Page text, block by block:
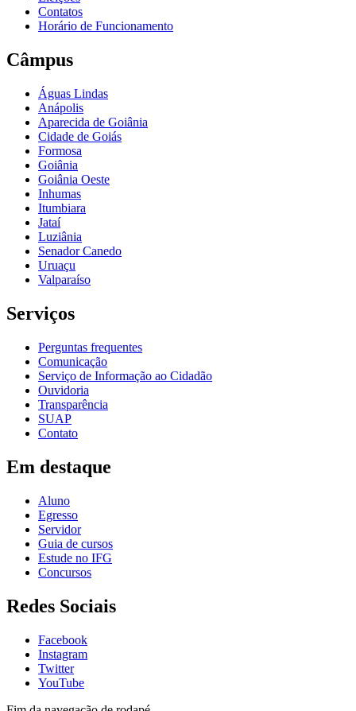
Contatos
Horário de Funcionamento
Câmpus
Águas Lindas
Anápolis
Aparecida de Goiânia
Cidade de Goiás
Formosa
Goiânia
Goiânia Oeste
Inhumas
Itumbiara
Jataí
Luziânia
Senador Canedo
Uruaçu
Valparaíso
Serviços
Perguntas frequentes
Comunicação
Serviço de Informação ao Cidadão
Ouvidoria
Transparência
SUAP
Contato
Em destaque
Aluno
Egresso
Servidor
Guia de cursos
Estude no IFG
Concursos
Redes Sociais
Facebook
Instagram
Twitter
YouTube